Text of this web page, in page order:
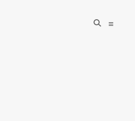
open
search
open